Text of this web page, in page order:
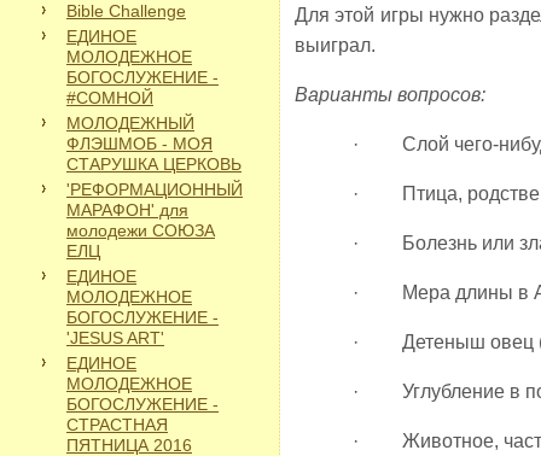
Bible Challenge
ЕДИНОЕ
МОЛОДЕЖНОЕ
БОГОСЛУЖЕНИЕ -
#СОМНОЙ
МОЛОДЕЖНЫЙ
ФЛЭШМОБ - МОЯ
СТАРУШКА ЦЕРКОВЬ
'РЕФОРМАЦИОННЫЙ
МАРАФОН' для
молодежи СОЮЗА
ЕЛЦ
ЕДИНОЕ
МОЛОДЕЖНОЕ
БОГОСЛУЖЕНИЕ -
'JESUS ART'
ЕДИНОЕ
МОЛОДЕЖНОЕ
БОГОСЛУЖЕНИЕ -
СТРАСТНАЯ
ПЯТНИЦА 2016
Для этой игры нужно
выиграл.
Варианты вопросов:
· Слой чего-
· Птица,
· Болезнь или
· Мера длины в
· Детеныш овец
· Углубление в
· Животное,